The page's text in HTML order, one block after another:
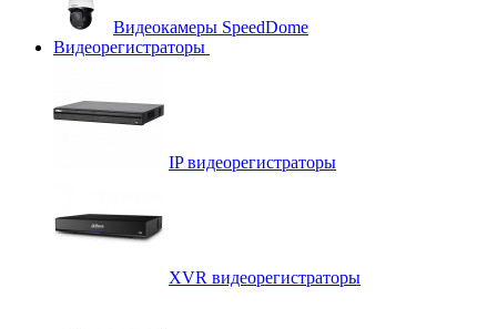
Видеокамеры SpeedDome
Видеорегистраторы
IP видеорегистраторы
XVR видеорегистраторы